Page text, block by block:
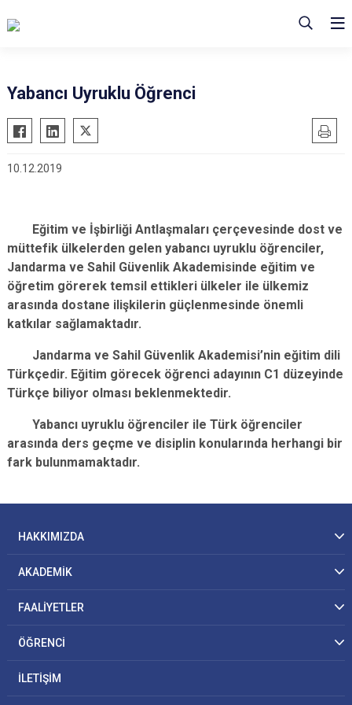
Yabancı Uyruklu Öğrenci
10.12.2019
Eğitim ve İşbirliği Antlaşmaları çerçevesinde dost ve
müttefik ülkelerden gelen yabancı uyruklu öğrenciler,
Jandarma ve Sahil Güvenlik Akademisinde eğitim ve
öğretim görerek temsil ettikleri ülkeler ile ülkemiz
arasında dostane ilişkilerin güçlenmesinde önemli
katkılar sağlamaktadır.
Jandarma ve Sahil Güvenlik Akademisi’nin eğitim dili
Türkçedir. Eğitim görecek öğrenci adayının C1 düzeyinde
Türkçe biliyor olması beklenmektedir.
Yabancı uyruklu öğrenciler ile Türk öğrenciler
arasında ders geçme ve disiplin konularında herhangi bir
fark bulunmamaktadır.
HAKKIMIZDA
AKADEMİK
FAALİYETLER
ÖĞRENCİ
İLETİŞİM